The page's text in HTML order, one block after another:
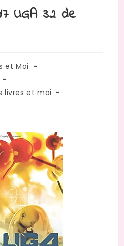
UGA 32 de
et Moi
livres et moi